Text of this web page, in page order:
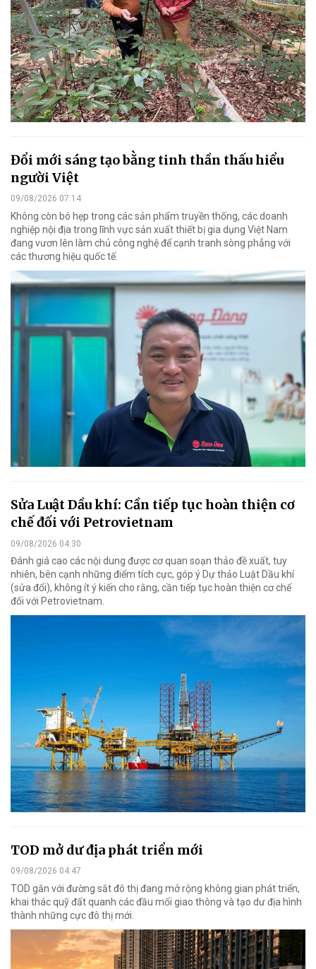
Đổi mới sáng tạo bằng tinh thần thấu hiểu
người Việt
09/08/2026 07:14
Không còn bó hẹp trong các sản phẩm truyền thống, các doanh
nghiệp nội địa trong lĩnh vực sản xuất thiết bị gia dụng Việt Nam
đang vươn lên làm chủ công nghệ để cạnh tranh sòng phẳng với
các thương hiệu quốc tế.
Sửa Luật Dầu khí: Cần tiếp tục hoàn thiện cơ
chế đối với Petrovietnam
09/08/2026 04:30
Đánh giá cao các nội dung được cơ quan soạn thảo đề xuất, tuy
nhiên, bên cạnh những điểm tích cực, góp ý Dự thảo Luật Dầu khí
(sửa đổi), không ít ý kiến cho rằng, cần tiếp tục hoàn thiện cơ chế
đối với Petrovietnam.
TOD mở dư địa phát triển mới
09/08/2026 04:47
TOD gắn với đường sắt đô thị đang mở rộng không gian phát triển,
khai thác quỹ đất quanh các đầu mối giao thông và tạo dư địa hình
thành những cực đô thị mới.